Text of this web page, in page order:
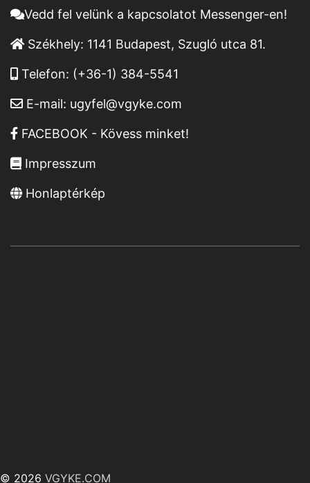
Vedd fel velünk a kapcsolatot Messenger-en!
Székhely: 1141 Budapest, Szugló utca 81.
Telefon: (+36-1) 384-5541
E-mail: ugyfel@vgyke.com
FACEBOOK - Kövess minket!
Impresszum
Honlaptérkép
© 2026 VGYKE.COM